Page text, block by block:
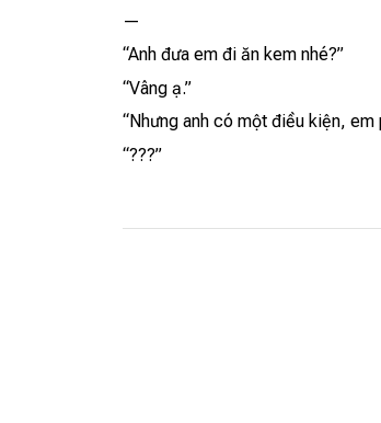
—
“Anh đưa em đi ăn kem nhé?”
“Vâng ạ.”
“Nhưng anh có một điều kiện, em
“???”